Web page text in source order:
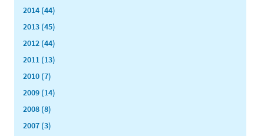
2014 (44)
2013 (45)
2012 (44)
2011 (13)
2010 (7)
2009 (14)
2008 (8)
2007 (3)